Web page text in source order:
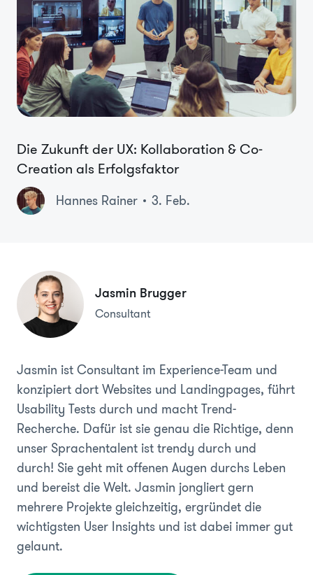
Die Zukunft der UX: Kollaboration & Co-
Creation als Erfolgsfaktor
Hannes Rainer 3. Feb.
Jasmin Brugger
Consultant
Jasmin ist Consultant im Experience-Team und
konzipiert dort Websites und Landingpages, führt
Usability Tests durch und macht Trend-
Recherche. Dafür ist sie genau die Richtige, denn
unser Sprachentalent ist trendy durch und
durch! Sie geht mit offenen Augen durchs Leben
und bereist die Welt. Jasmin jongliert gern
mehrere Projekte gleichzeitig, ergründet die
wichtigsten User Insights und ist dabei immer gut
gelaunt.